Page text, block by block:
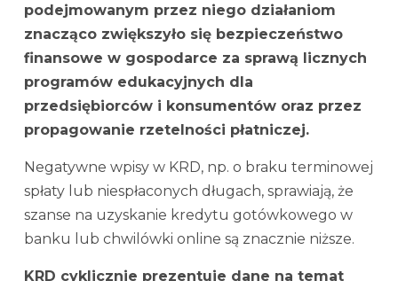
podejmowanym przez niego działaniom
znacząco zwiększyło się bezpieczeństwo
finansowe w gospodarce za sprawą licznych
programów edukacyjnych dla
przedsiębiorców i konsumentów oraz przez
propagowanie rzetelności płatniczej.
Negatywne wpisy w KRD, np. o braku terminowej
spłaty lub niespłaconych długach, sprawiają, że
szanse na uzyskanie kredytu gotówkowego w
banku lub chwilówki online są znacznie niższe.
KRD cyklicznie prezentuje dane na temat